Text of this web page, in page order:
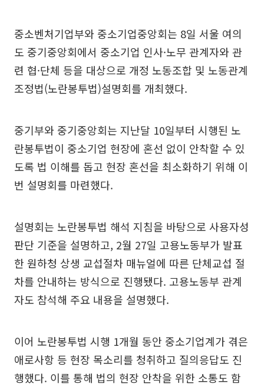
중소벤처기업부와 중소기업중앙회는 8일 서울 여의
도 중기중앙회에서 중소기업 인사·노무 관계자와 관
련 협·단체 등을 대상으로 개정 노동조합 및 노동관계
조정법(노란봉투법)설명회를 개최했다.
중기부와 중기중앙회는 지난달 10일부터 시행된 노
란봉투법이 중소기업 현장에 혼선 없이 안착할 수 있
도록 법 이해를 돕고 현장 혼선을 최소화하기 위해 이
번 설명회를 마련했다.
설명회는 노란봉투법 해석 지침을 바탕으로 사용자성
판단 기준을 설명하고, 2월 27일 고용노동부가 발표
한 원하청 상생 교섭절차 매뉴얼에 따른 단체교섭 절
차를 안내하는 방식으로 진행됐다. 고용노동부 관계
자도 참석해 주요 내용을 설명했다.
이어 노란봉투법 시행 1개월 동안 중소기업계가 겪은
애로사항 등 현장 목소리를 청취하고 질의응답도 진
행했다. 이를 통해 법의 현장 안착을 위한 소통도 함